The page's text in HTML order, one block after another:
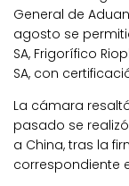
General de
agosto se
SA, Frigorífico
SA, con
La cámara
pasado se
a China, tras la
correspondiente